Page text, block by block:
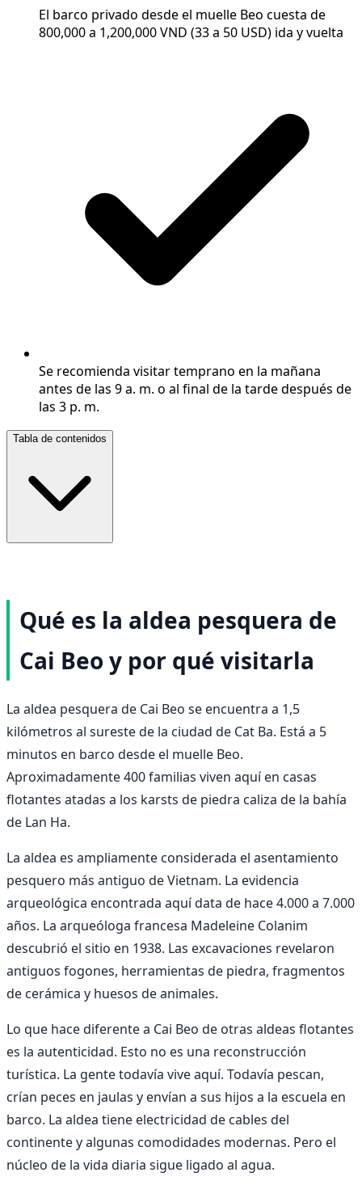
El barco privado desde el muelle Beo cuesta de
800,000 a 1,200,000 VND (33 a 50 USD) ida y vuelta
Se recomienda visitar temprano en la mañana
antes de las 9 a. m. o al final de la tarde después de
las 3 p. m.
Tabla de contenidos
Qué es la aldea pesquera de
Cai Beo y por qué visitarla
La aldea pesquera de Cai Beo se encuentra a 1,5
kilómetros al sureste de la ciudad de Cat Ba. Está a 5
minutos en barco desde el muelle Beo.
Aproximadamente 400 familias viven aquí en casas
flotantes atadas a los karsts de piedra caliza de la bahía
de Lan Ha.
La aldea es ampliamente considerada el asentamiento
pesquero más antiguo de Vietnam. La evidencia
arqueológica encontrada aquí data de hace 4.000 a 7.000
años. La arqueóloga francesa Madeleine Colanim
descubrió el sitio en 1938. Las excavaciones revelaron
antiguos fogones, herramientas de piedra, fragmentos
de cerámica y huesos de animales.
Lo que hace diferente a Cai Beo de otras aldeas flotantes
es la autenticidad. Esto no es una reconstrucción
turística. La gente todavía vive aquí. Todavía pescan,
crían peces en jaulas y envían a sus hijos a la escuela en
barco. La aldea tiene electricidad de cables del
continente y algunas comodidades modernas. Pero el
núcleo de la vida diaria sigue ligado al agua.